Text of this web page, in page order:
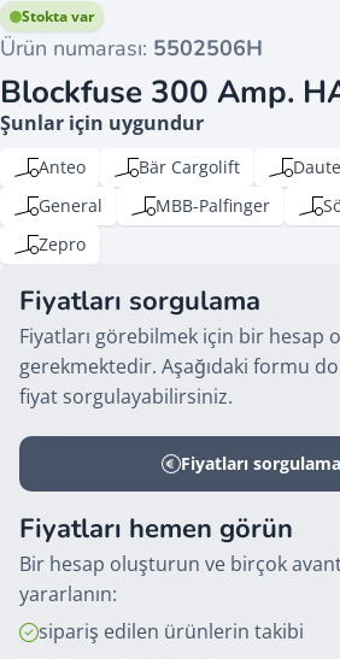
Ürün numarası: 5502506H
Stokta var
Blockfuse 300 Amp.
Şunlar için uygundur
Anteo Bär Cargolift
General
MBB-Palfinger
Zepro
Fiyatları sorgulama
Fiyatları görebilmek için bir hesap
gerekmektedir. Aşağıdaki formu
fiyat sorgulayabilirsiniz.
Fiyatları sorgulama
Fiyatları hemen görün
Bir hesap oluşturun ve birçok
yararlanın:
sipariş edilen ürünlerin takibi